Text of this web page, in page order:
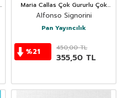
Maria Callas Çok Gururlu Çok
Kırılgan
Alfonso Signorini
Pan Yayıncılık
%21 450,00TL
355,50 TL